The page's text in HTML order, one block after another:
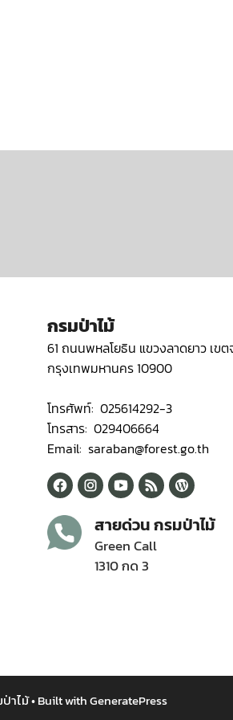
กรมป่าไม้
61 ถนนพหลโยธิน แขวงลาดยาว เข
กรุงเทพมหานคร 10900
โทรศัพท์: 025614292-3
โทรสาร: 029406664
Email: saraban@forest.go.th
สายด่วน กรมป่าไม้
Green Call
1310 กด 3
าไม้• Built withGeneratePress